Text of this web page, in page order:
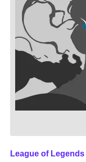
League of Legends